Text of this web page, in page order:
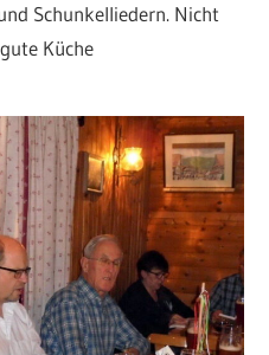
Schunkelliedern. Nicht
Küche